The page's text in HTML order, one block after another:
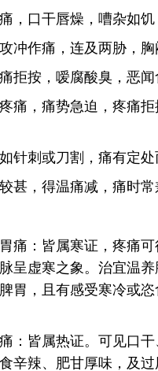
，口干唇燥，嘈杂如
冲作痛，连及两胁，
拒按，嗳腐酸臭，恶
痛，痛势急迫，疼痛
针刺或刀割，痛有定
甚，得温痛减，痛时
痛：皆属寒证，疼痛
呈虚寒之象。治宜温
胃，且有感受寒冷或
：皆属热证。可见口
辛辣、肥甘厚味，及